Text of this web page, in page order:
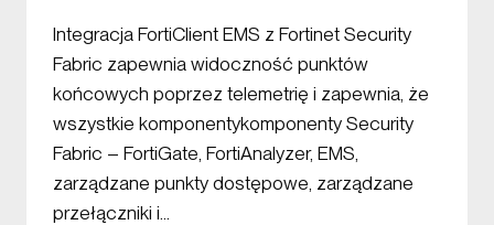
Integracja FortiClient EMS z Fortinet Security
Fabric zapewnia widoczność punktów
końcowych poprzez telemetrię i zapewnia, że
wszystkie komponentykomponenty Security
Fabric – FortiGate, FortiAnalyzer, EMS,
zarządzane punkty dostępowe, zarządzane
przełączniki i…